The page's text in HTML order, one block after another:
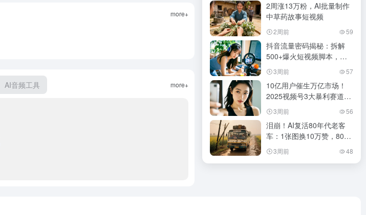
more+
AI音频工具 more+
2周涨13万粉，AI批量制作
中草药故事短视频
2周前 59
抖音流量密码揭秘：拆解
500+爆火短视频脚本，快
速打造爆款内容！
3周前 57
10亿用户催生万亿市场！
2025视频号3大暴利赛道与
15条致命陷阱（附避坑手
册）
3周前 56
泪崩！AI复活80年代老客
车：1张图换10万赞，80后
集体破防
3周前 48